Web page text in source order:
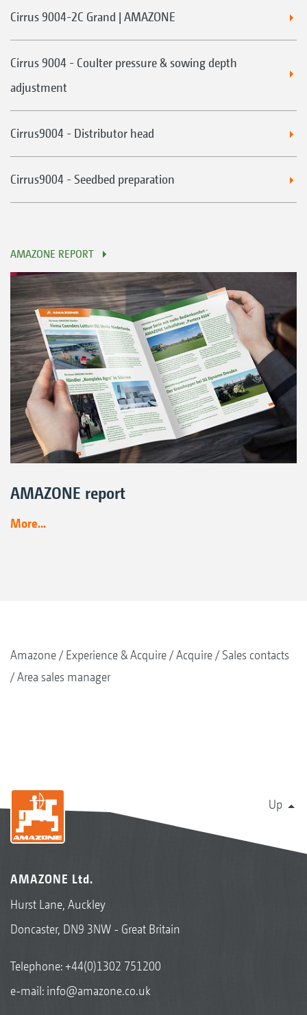
Cirrus 9004-2C Grand | AMAZONE
Cirrus 9004 - Coulter pressure & sowing depth
adjustment
Cirrus9004 - Distributor head
Cirrus9004 - Seedbed preparation
AMAZONE REPORT
AMAZONE report
More...
Amazone Experience & Acquire Acquire
Sales contacts
Area sales manager
Up
AMAZONE Ltd.
Hurst Lane, Auckley
Doncaster, DN9 3NW - Great Britain
Telephone:+44(0)1302 751200
e-mail: info@amazone.co.uk